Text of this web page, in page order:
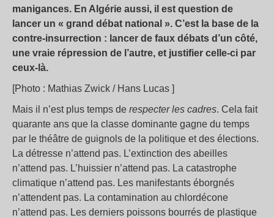
manigances. En Algérie aussi, il est question de
lancer un « grand débat national ». C’est la base de la
contre-insurrection : lancer de faux débats d’un côté,
une vraie répression de l’autre, et justifier celle-ci par
ceux-là.
[Photo : Mathias Zwick / Hans Lucas ]
Mais il n’est plus temps de respecter les cadres. Cela fait
quarante ans que la classe dominante gagne du temps
par le théâtre de guignols de la politique et des élections.
La détresse n’attend pas. L’extinction des abeilles
n’attend pas. L’huissier n’attend pas. La catastrophe
climatique n’attend pas. Les manifestants éborgnés
n’attendent pas. La contamination au chlordécone
n’attend pas. Les derniers poissons bourrés de plastique